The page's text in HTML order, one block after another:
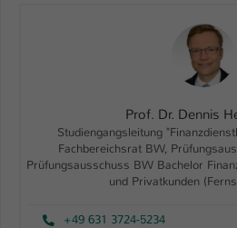
Prof. Dr. Dennis
Studiengangsleitung
Fachbereichsrat BW,
Prüfungsausschuss BW Bachelor
und Privatkunden
+49 631 3724-5234